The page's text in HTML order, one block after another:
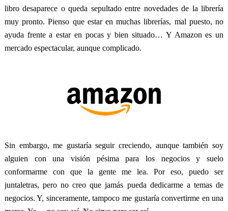
libro desaparece o queda sepultado entre novedades de la librería
muy pronto. Pienso que estar en muchas librerías, mal puesto, no
ayuda frente a estar en pocas y bien situado… Y Amazon es un
mercado espectacular, aunque complicado.
Sin embargo, me gustaría seguir creciendo, aunque también soy
alguien con una visión pésima para los negocios y suelo
conformarme con que la gente me lea. Por eso, puedo ser
juntaletras, pero no creo que jamás pueda dedicarme a temas de
negocios. Y, sinceramente, tampoco me gustaría convertirme en una